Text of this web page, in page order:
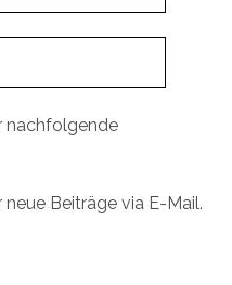
nachfolgende
Beiträge via E-Mail.